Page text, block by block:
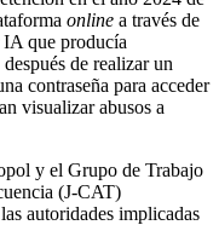
online a través de
IA que producía
de realizar un
contraseña para acceder
visualizar abusos a
y el Grupo de Trabajo
(J-CAT)
autoridades implicadas